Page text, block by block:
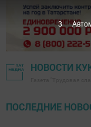
НОВОСТИ
ПОСЛЕДНИЕ
1